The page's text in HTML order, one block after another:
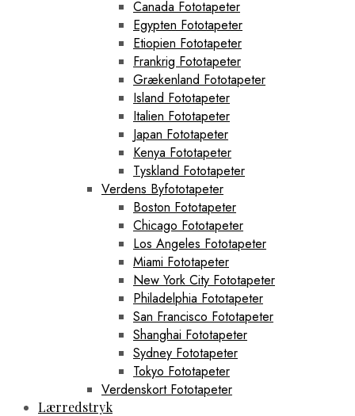
Canada Fototapeter
Egypten Fototapeter
Etiopien Fototapeter
Frankrig Fototapeter
Grækenland Fototapeter
Island Fototapeter
Italien Fototapeter
Japan Fototapeter
Kenya Fototapeter
Tyskland Fototapeter
Verdens Byfototapeter
Boston Fototapeter
Chicago Fototapeter
Los Angeles Fototapeter
Miami Fototapeter
New York City Fototapeter
Philadelphia Fototapeter
San Francisco Fototapeter
Shanghai Fototapeter
Sydney Fototapeter
Tokyo Fototapeter
Verdenskort Fototapeter
Lærredstryk